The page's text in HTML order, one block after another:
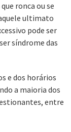
ronca ou se
ultimato
pode ser
síndrome das
e dos horários
a maioria dos
entre